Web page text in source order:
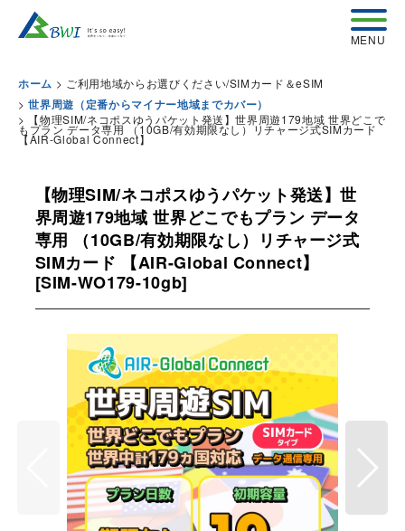
ホーム > ご利用地域からお選びください/SIMカード＆eSIM
> 世界周遊（定番からマイナー地域までカバー）
>
【物理SIM/ネコポスゆうパケット発送】世界周遊179地域 世界どこで
もプラン データ専用 （10GB/有効期限なし）リチャージ式SIMカード
【AIR-Global Connect】
【物理SIM/ネコポスゆうパケット発送】世
界周遊179地域 世界どこでもプラン データ
専用 （10GB/有効期限なし）リチャージ式
SIMカード 【AIR-Global Connect】
[SIM-WO179-10gb]